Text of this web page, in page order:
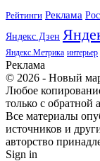
Рейтинги Реклама
Яндекс.Дзен
Яндекс.Метрика интерьер
Реклама
© 2026 - Новый
Любое
только с обратной
Все материалы
источников и
авторство
Sign in